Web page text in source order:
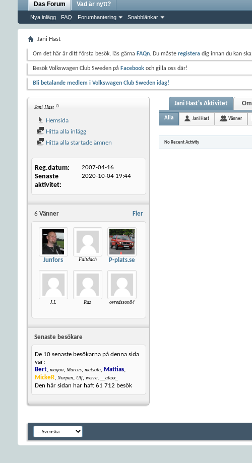
Das Forum
Nya inlägg FAQ Forumhantering Snabblänkar
Vad är nytt?
Jani Hast
Om det här är ditt första besök, läs gärna FAQn. Du måste registera dig innan du kan
Besök Volkswagen Club Sweden på Facebook och gilla oss där!
Bli betalande medlem i Volkswagen Club Sweden idag!
Jani Hast
Hemsida
Hitta alla inlägg
Hitta alla startade ämnen
Reg.datum 2007-04-16
Senaste
aktivitet
2020-10-04 19:44
Fler
6 Vänner
Junfors Faltdach P-plats.se
J.L Raz ovredsson84
Senaste besökare
De 10 senaste besökarna på denna sida
var:
Bert, magoo, Marcus, matsola, Mattias,
MickeR, Norpan, Ulf, werre, __alexx_
Den här sidan har haft 61 712 besök
Jani Hast's Aktivitet
Alla Jani Hast Vänner
No Recent Activity